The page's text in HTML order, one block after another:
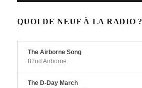
QUOI DE NEUF À LA RADIO ?
The Airborne Song
82nd Airborne
The D-Day March